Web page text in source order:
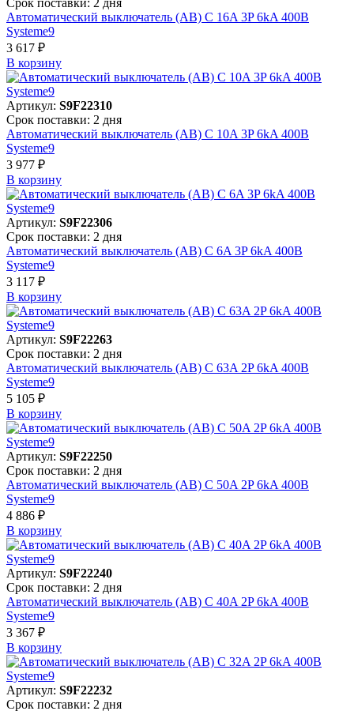
Автоматический выключатель (АВ) C 16A 3P 6kA 400В
Systeme9
3 617 ₽
В корзинy
Артикул: S9F22310
Срок поставки: 2 дня
Автоматический выключатель (АВ) C 10A 3P 6kA 400В
Systeme9
3 977 ₽
В корзинy
Артикул: S9F22306
Срок поставки: 2 дня
Автоматический выключатель (АВ) C 6A 3P 6kA 400В
Systeme9
3 117 ₽
В корзинy
Артикул: S9F22263
Срок поставки: 2 дня
Автоматический выключатель (АВ) C 63A 2P 6kA 400В
Systeme9
5 105 ₽
В корзинy
Артикул: S9F22250
Срок поставки: 2 дня
Автоматический выключатель (АВ) C 50A 2P 6kA 400В
Systeme9
4 886 ₽
В корзинy
Артикул: S9F22240
Срок поставки: 2 дня
Автоматический выключатель (АВ) C 40A 2P 6kA 400В
Systeme9
3 367 ₽
В корзинy
Артикул: S9F22232
Срок поставки: 2 дня